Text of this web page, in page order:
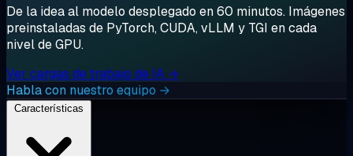
De la idea al modelo desplegado en 60 minutos. Imágenes
preinstaladas de PyTorch, CUDA, vLLM y TGI en cada
nivel de GPU.
Ver cargas de trabajo de IA →
Habla con nuestro equipo →